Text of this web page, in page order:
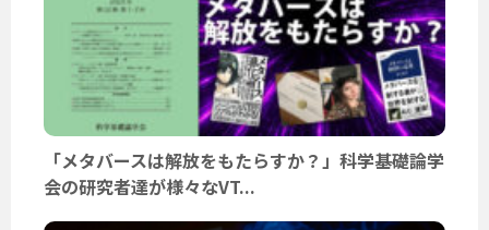
「メタバースは解放をもたらすか？」科学基礎論学
会の研究者達が様々なVT...